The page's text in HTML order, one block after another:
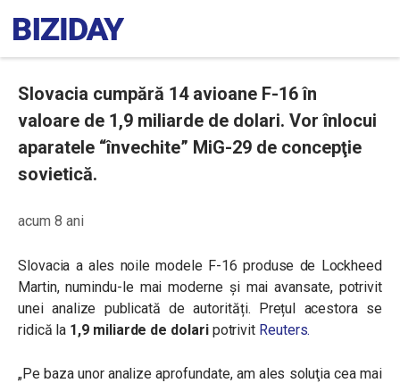
Slovacia cumpără 14 avioane F-16 în
valoare de 1,9 miliarde de dolari. Vor înlocui
aparatele “învechite” MiG-29 de concepţie
sovietică.
acum 8 ani
Slovacia a ales noile modele F-16 produse de Lockheed
Martin, numindu-le mai moderne și mai avansate, potrivit
unei analize publicată de autorități. Prețul acestora se
ridică la 1,9 miliarde de dolaripotrivit Reuters.
„Pe baza unor analize aprofundate, am ales soluţia cea mai